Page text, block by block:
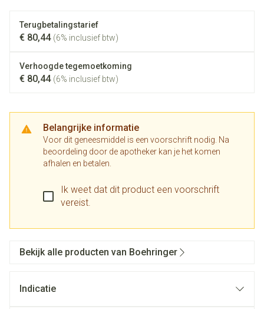
Terugbetalingstarief
€ 80,44 (6% inclusief btw)
Verhoogde tegemoetkoming
€ 80,44 (6% inclusief btw)
Belangrijke informatie
Voor dit geneesmiddel is een voorschrift nodig. Na
beoordeling door de apotheker kan je het komen
afhalen en betalen.
Ik weet dat dit product een voorschrift
vereist.
Bekijk alle producten van Boehringer
Indicatie